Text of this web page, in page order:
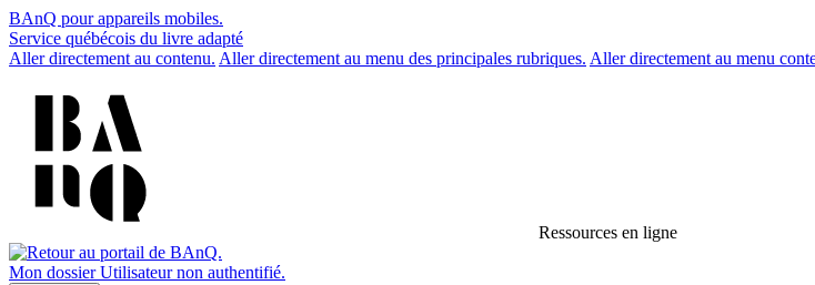
BAnQ pour appareils mobiles.
Service québécois du livre adapté
Aller directement au contenu. Aller directement au menu des principales rubriques. Aller directement au menu
Ressources en ligne
Mon dossier Utilisateur non authentifié.